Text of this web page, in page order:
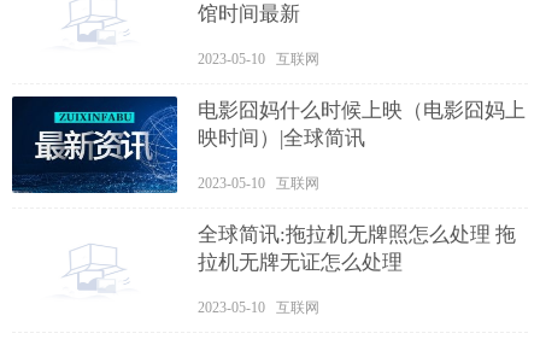
馆时间最新
2023-05-10 互联网
电影囧妈什么时候上映（电影囧妈上
映时间）|全球简讯
2023-05-10 互联网
全球简讯:拖拉机无牌照怎么处理 拖
拉机无牌无证怎么处理
2023-05-10 互联网